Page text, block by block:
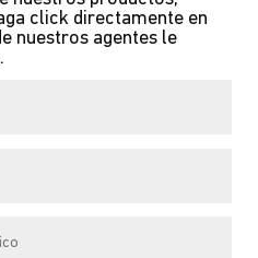
click directamente en
nuestros agentes le